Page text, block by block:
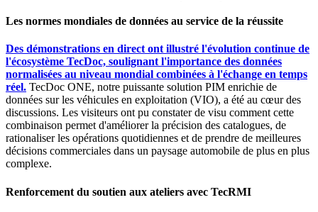
Les normes mondiales de données au service de la réussite
Des démonstrations en direct ont illustré l'évolution continue de
l'écosystème TecDoc, soulignant l'importance des données
normalisées au niveau mondial combinées à l'échange en temps
réel. TecDoc ONE, notre puissante solution PIM enrichie de
données sur les véhicules en exploitation (VIO), a été au cœur des
discussions. Les visiteurs ont pu constater de visu comment cette
combinaison permet d'améliorer la précision des catalogues, de
rationaliser les opérations quotidiennes et de prendre de meilleures
décisions commerciales dans un paysage automobile de plus en plus
complexe.
Renforcement du soutien aux ateliers avec TecRMI